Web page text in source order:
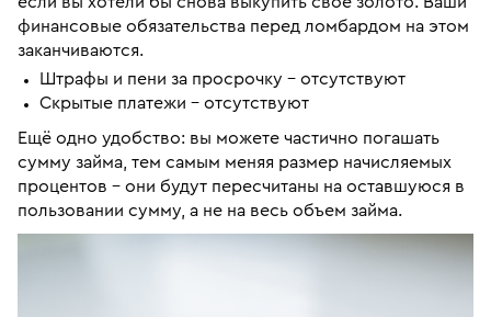
финансовые обязательства перед ломбардом на этом
заканчиваются.
Штрафы и пени за просрочку – отсутствуют
Скрытые платежи – отсутствуют
Ещё одно удобство: вы можете частично погашать
сумму займа, тем самым меняя размер начисляемых
процентов – они будут пересчитаны на оставшуюся в
пользовании сумму, а не на весь объем займа.